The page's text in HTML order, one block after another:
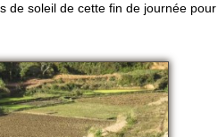
de soleil de cette fin de journée